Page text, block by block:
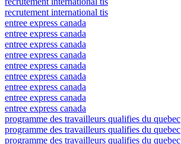
recrutement international tis
entree express canada
entree express canada
entree express canada
entree express canada
entree express canada
entree express canada
entree express canada
entree express canada
entree express canada
programme des travailleurs qualifies du quebec
programme des travailleurs qualifies du quebec
programme des travailleurs qualifies du quebec